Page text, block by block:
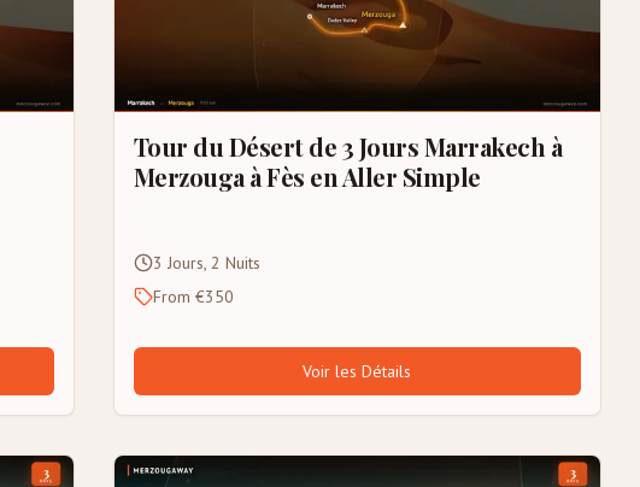
Tour du Désert de 3 Jours Marrakech à
Merzouga à Fès en Aller Simple
3 Jours, 2 Nuits
From €350
Voir les Détails